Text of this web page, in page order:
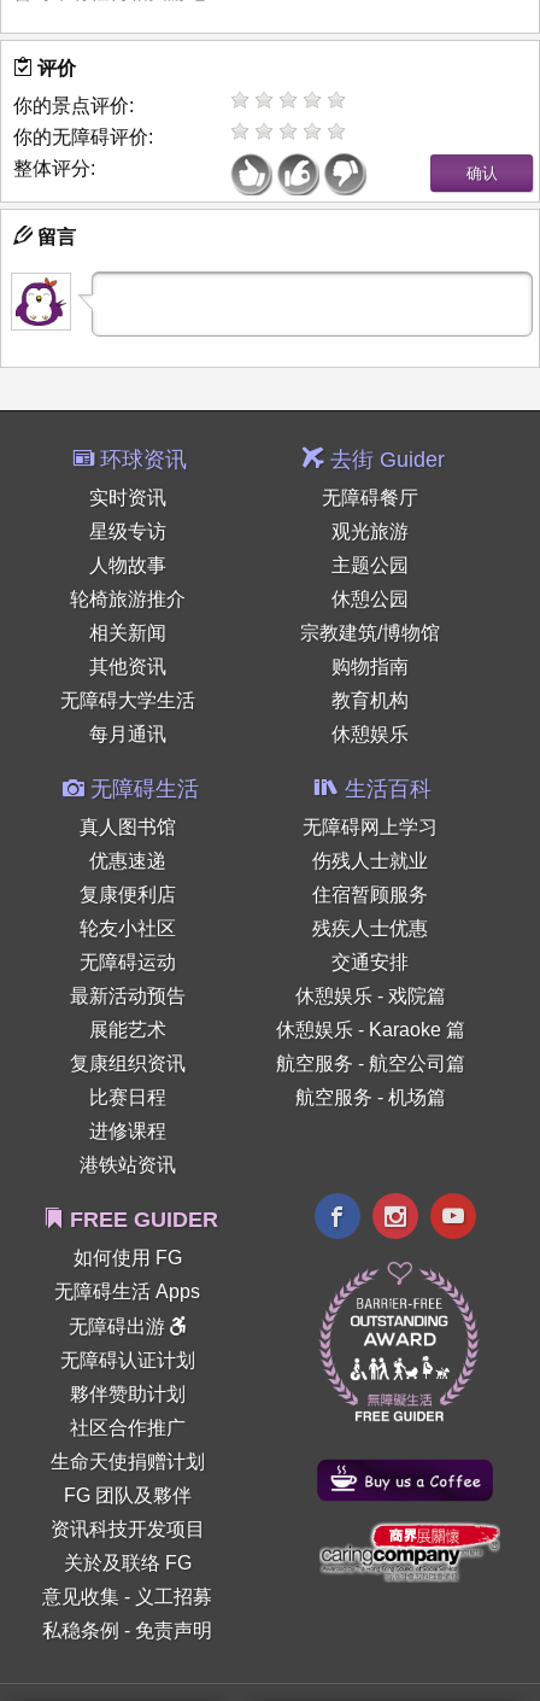
评价
你的景点评价:
你的无障碍评价:
整体评分:
留言
环球资讯
实时资讯
星级专访
人物故事
轮椅旅游推介
相关新闻
其他资讯
无障碍大学生活
每月通讯
去街 Guider
无障碍餐厅
观光旅游
主题公园
休憩公园
宗教建筑/博物馆
购物指南
教育机构
休憩娱乐
无障碍生活
真人图书馆
优惠速递
复康便利店
轮友小社区
无障碍运动
最新活动预告
展能艺术
复康组织资讯
比赛日程
进修课程
港铁站资讯
生活百科
无障碍网上学习
伤残人士就业
住宿暂顾服务
残疾人士优惠
交通安排
休憩娱乐 - 戏院篇
休憩娱乐 - Karaoke 篇
航空服务 - 航空公司篇
航空服务 - 机场篇
FREE GUIDER
如何使用 FG
无障碍生活 Apps
无障碍出游
无障碍认证计划
夥伴赞助计划
社区合作推广
生命天使捐赠计划
FG 团队及夥伴
资讯科技开发项目
关於及联络 FG
意见收集 - 义工招募
私稳条例 - 免责声明